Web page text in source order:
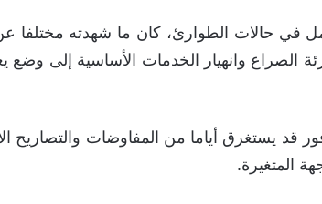
في حالات الطوارئ، كان ما شهدته مختلفا
الصراع وانهيار الخدمات الأساسية إلى وضع
يستغرق أياما من المفاوضات والتصاريح
المتغيرة.